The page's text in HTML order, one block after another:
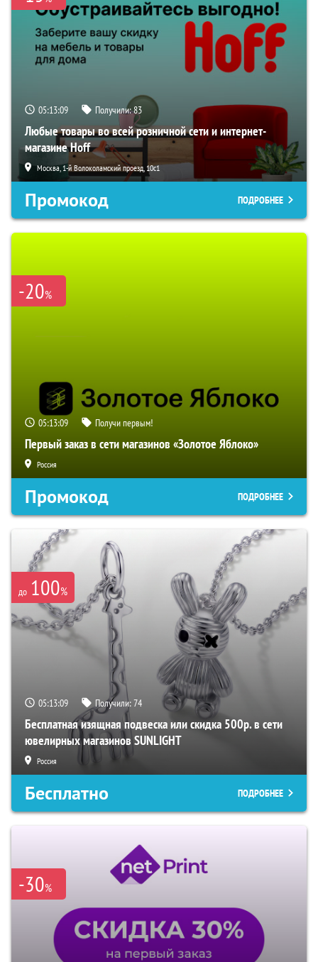
05:13:08 Получили:83
Любые товары во всей розничной сети и интернет-
магазине Hoff
Москва, 1-й Волоколамский проезд, 10с1
Промокод ПОДРОБНЕЕ
-20%
05:13:08 Получи первым!
Первый заказ в сети магазинов «Золотое Яблоко»
Россия
Промокод ПОДРОБНЕЕ
до 100%
05:13:08 Получили:74
Бесплатная изящная подвеска или скидка 500р. в сети
ювелирных магазинов SUNLIGHT
Россия
Бесплатно ПОДРОБНЕЕ
-30%